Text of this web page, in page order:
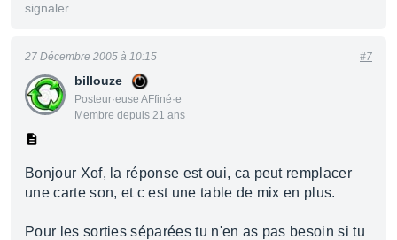
signaler
billouze
Posteur·euse AFfiné·e
Membre depuis 21 ans
27 Décembre 2005 à 10:15 #7
Bonjour Xof, la réponse est oui, ca peut remplacer
une carte son, et c est une table de mix en plus.
Pour les sorties séparées tu n'en as pas besoin si tu